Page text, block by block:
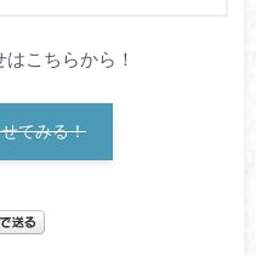
こちらから！
てみる！